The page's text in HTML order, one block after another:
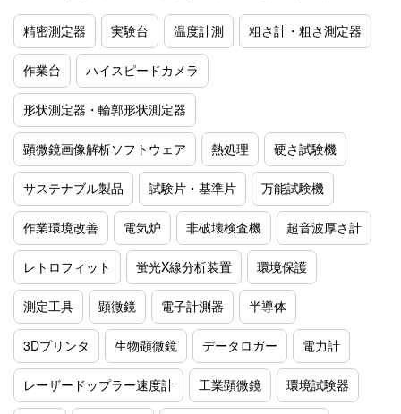
精密測定器 実験台 温度計測 粗さ計・粗さ測定器
作業台 ハイスピードカメラ
形状測定器・輪郭形状測定器
顕微鏡画像解析ソフトウェア 熱処理 硬さ試験機
サステナブル製品 試験片・基準片 万能試験機
作業環境改善 電気炉 非破壊検査機 超音波厚さ計
レトロフィット 蛍光X線分析装置 環境保護
測定工具 顕微鏡 電子計測器 半導体
3Dプリンタ 生物顕微鏡 データロガー 電力計
レーザードップラー速度計 工業顕微鏡 環境試験器